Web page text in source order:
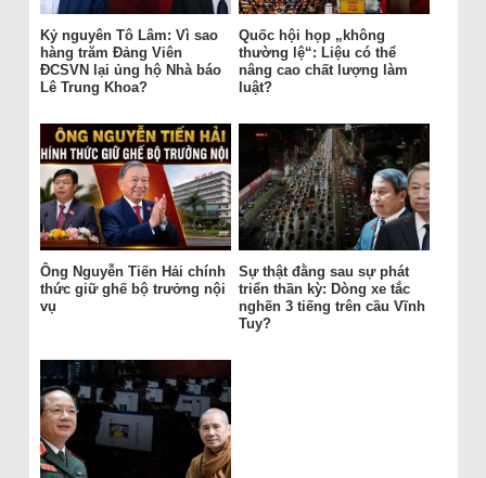
Kỷ nguyên Tô Lâm: Vì sao
hàng trăm Đảng Viên
ĐCSVN lại ủng hộ Nhà báo
Lê Trung Khoa?
Quốc hội họp „không
thường lệ“: Liệu có thể
nâng cao chất lượng làm
luật?
Ông Nguyễn Tiến Hải chính
thức giữ ghế bộ trưởng nội
vụ
Sự thật đằng sau sự phát
triển thần kỳ: Dòng xe tắc
nghẽn 3 tiếng trên cầu Vĩnh
Tuy?